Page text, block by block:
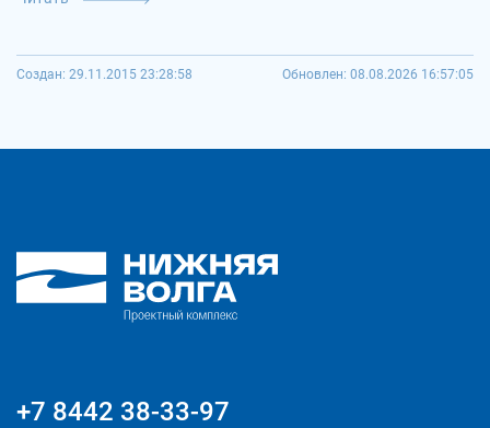
Создан: 29.11.2015 23:28:58 Обновлен: 08.08.2026 16:57:05
+7 8442 38-33-97